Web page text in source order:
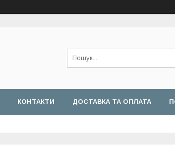
КОНТАКТИ ДОСТАВКА ТА ОПЛАТА